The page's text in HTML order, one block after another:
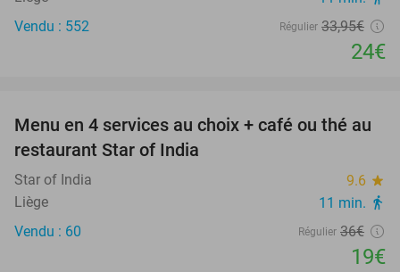
Vendu : 552 Régulier 33,95€
24€
47%
Menu en 4 services au choix + café ou thé au
restaurant Star of India
Star of India 9.6 star
Liège 11 min. directions_walk
Vendu : 60 Régulier 36€
19€